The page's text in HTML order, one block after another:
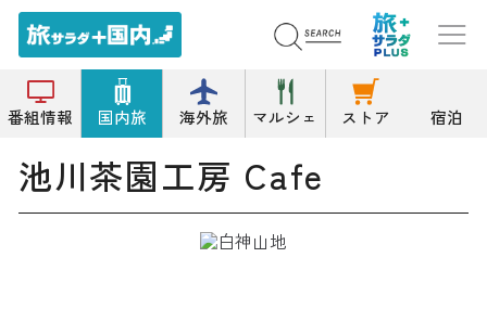
番組情報 国内旅 海外旅 マルシェ ストア 宿泊
トップ カフェ 池川茶園工房 Cafe
池川茶園工房 Cafe